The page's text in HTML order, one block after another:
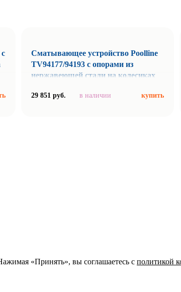
Сматывающее устройство Poolline
TV94177/94193 с опорами из
нержавеющей стали на колесиках
29 851 руб. в наличии купить
«Принять», вы соглашаетесь с политикой